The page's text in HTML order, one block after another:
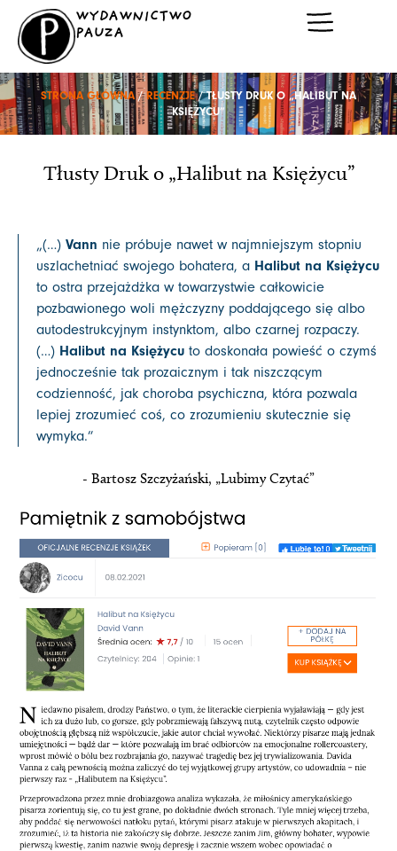
Przejdź
treści
WYDAWNICTWO
PAUZA
STRONA GŁÓWNA /RECENZJE/ TŁUSTY DRUK O „HALIBUT NA
KSIĘŻYCU”
Tłusty Druk o „Halibut na Księżycu”
„(…) Vann nie próbuje nawet w najmniejszym stopniu
uszlachetniać swojego bohatera, a Halibut na Księżycu
to ostra przejażdżka w towarzystwie całkowicie
pozbawionego woli mężczyzny poddającego się albo
autodestrukcyjnym instynktom, albo czarnej rozpaczy.
(…) Halibut na Księżycuto doskonała powieść o czymś
jednocześnie tak prozaicznym i tak niszczącym
codzienność, jak choroba psychiczna, która pozwala
lepiej zrozumieć coś, co zrozumieniu skutecznie się
wymyka.”
- Bartosz Szczyżański, „Lubimy Czytać”